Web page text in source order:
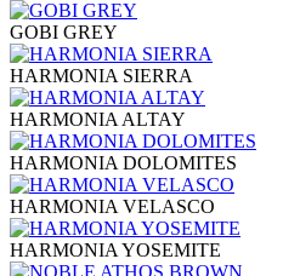
GOBI GREY
HARMONIA SIERRA
HARMONIA ALTAY
HARMONIA DOLOMITES
HARMONIA VELASCO
HARMONIA YOSEMITE